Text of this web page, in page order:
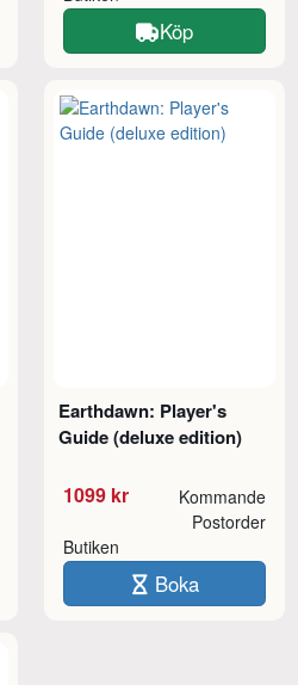
Köp
Earthdawn: Player's
Guide (deluxe edition)
1099 kr Kommande
Butiken
Postorder
Boka